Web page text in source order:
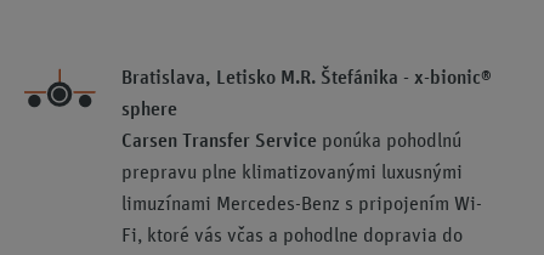
Bratislava, Letisko M.R. Štefánika - x-bionic®
sphere
Carsen Transfer Service ponúka pohodlnú
prepravu plne klimatizovanými luxusnými
limuzínami Mercedes-Benz s pripojením Wi-
Fi, ktoré vás včas a pohodlne dopravia do